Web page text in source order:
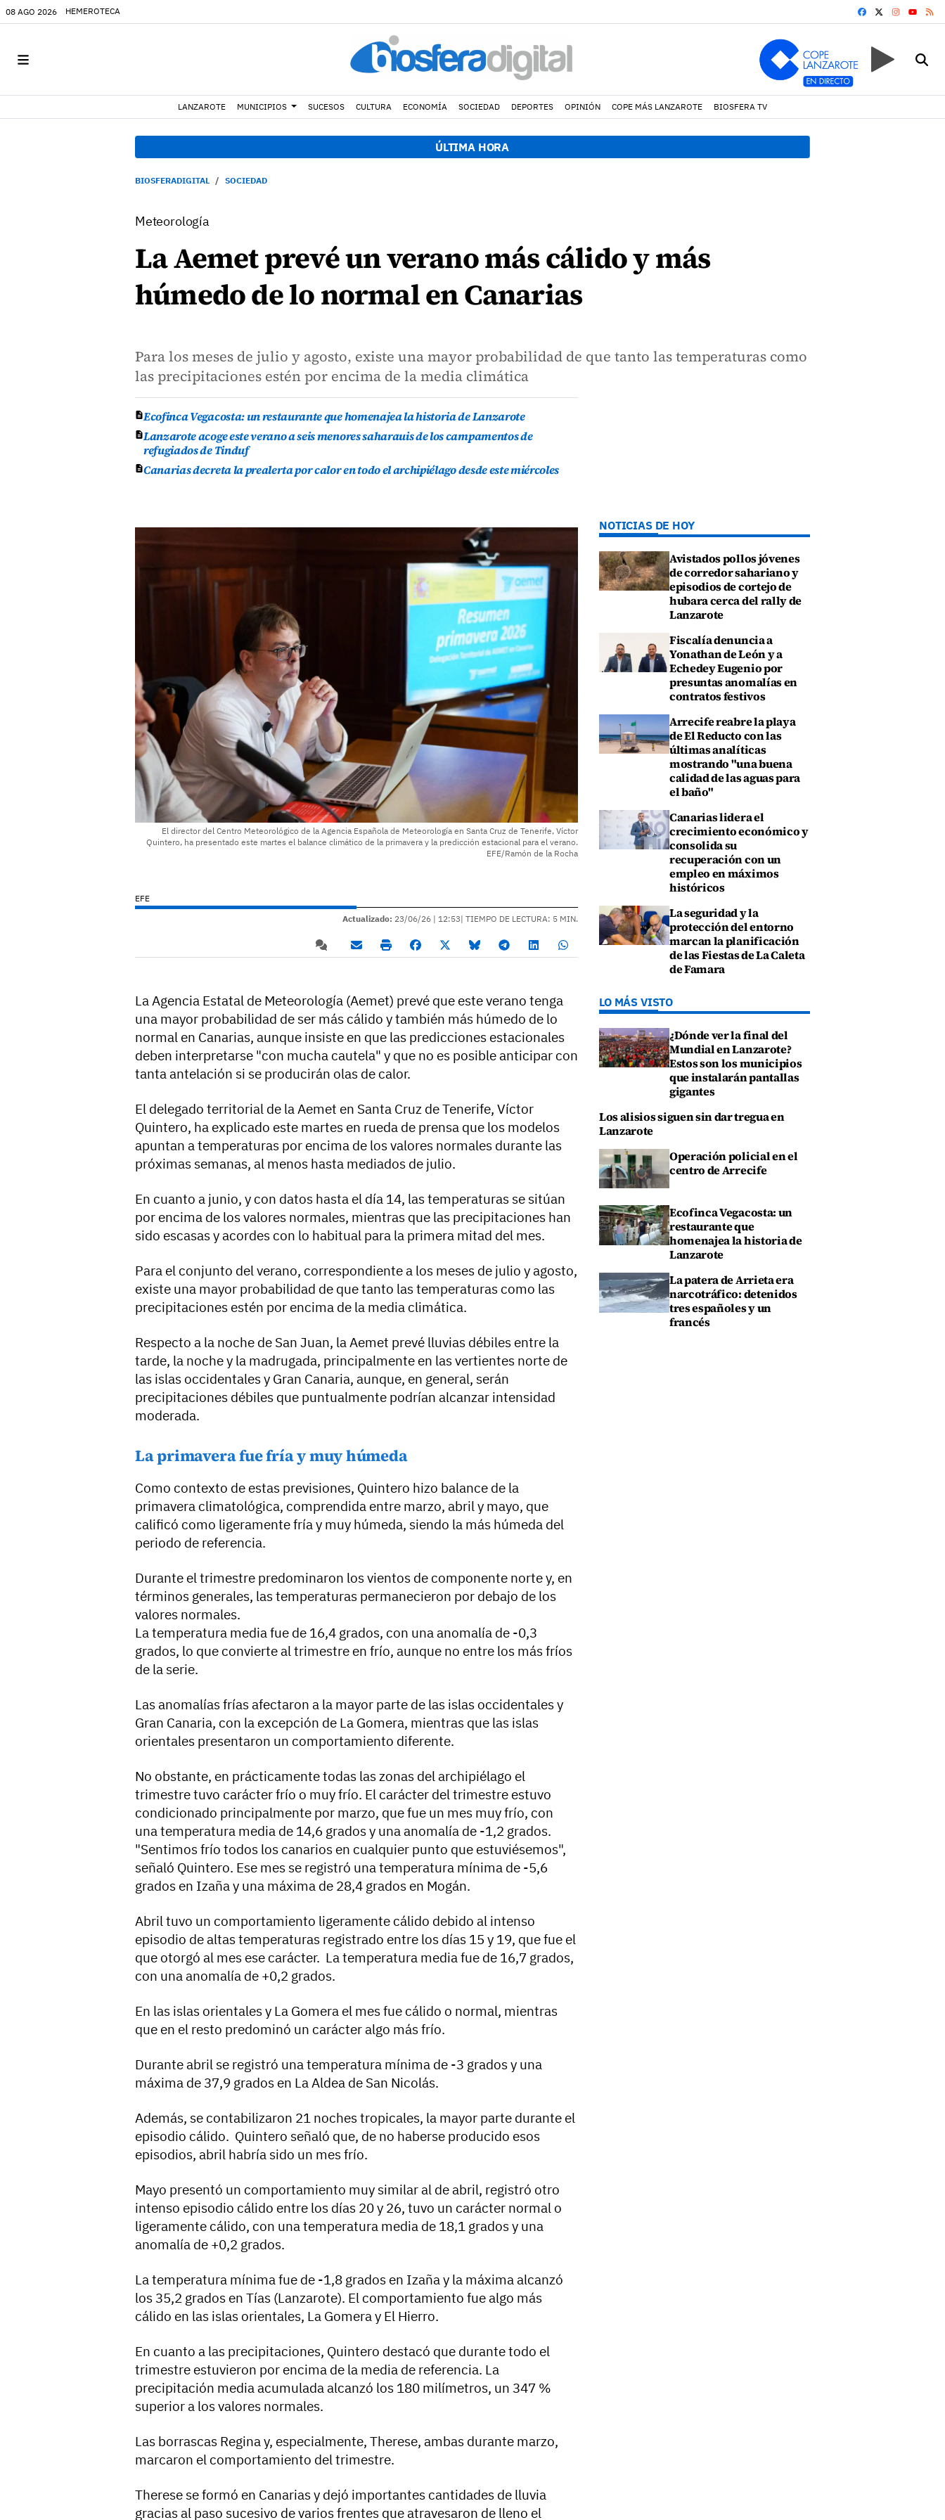
08 AGO 2026 HEMEROTECA FACEBOOK
YOUTUBE
LANZAROTE MUNICIPIOS SUCESOS CULTURA ECONOMÍA SOCIEDAD DEPORTES OPINIÓN COPE MÁS LANZAROTE BIOSFERA TV
ÚLTIMA HORA
BIOSFERADIGITAL SOCIEDAD
Meteorología
La Aemet prevé un verano más cálido y más
húmedo de lo normal en Canarias
Para los meses de julio y agosto, existe una mayor probabilidad de que tanto las temperaturas como
las precipitaciones estén por encima de la media climática
Ecofinca Vegacosta: un restaurante que homenajea la historia de Lanzarote
Lanzarote acoge este verano a seis menores saharauis de los campamentos de
refugiados de Tinduf
Canarias decreta la prealerta por calor en todo el archipiélago desde este miércoles
El director del Centro Meteorológico de la Agencia Española de Meteorología en Santa Cruz de Tenerife, Víctor
Quintero, ha presentado este martes el balance climático de la primavera y la predicción estacional para el verano.
EFE/Ramón de la Rocha
EFE
Actualizado: 23/06/26 | 12:53| TIEMPO DE LECTURA: 5 MIN.
La Agencia Estatal de Meteorología (Aemet) prevé que este verano tenga
una mayor probabilidad de ser más cálido y también más húmedo de lo
normal en Canarias, aunque insiste en que las predicciones estacionales
deben interpretarse "con mucha cautela" y que no es posible anticipar con
tanta antelación si se producirán olas de calor.
El delegado territorial de la Aemet en Santa Cruz de Tenerife, Víctor
Quintero, ha explicado este martes en rueda de prensa que los modelos
apuntan a temperaturas por encima de los valores normales durante las
próximas semanas, al menos hasta mediados de julio.
En cuanto a junio, y con datos hasta el día 14, las temperaturas se sitúan
por encima de los valores normales, mientras que las precipitaciones han
sido escasas y acordes con lo habitual para la primera mitad del mes.
Para el conjunto del verano, correspondiente a los meses de julio y agosto,
existe una mayor probabilidad de que tanto las temperaturas como las
precipitaciones estén por encima de la media climática.
Respecto a la noche de San Juan, la Aemet prevé lluvias débiles entre la
tarde, la noche y la madrugada, principalmente en las vertientes norte de
las islas occidentales y Gran Canaria, aunque, en general, serán
precipitaciones débiles que puntualmente podrían alcanzar intensidad
moderada.
La primavera fue fría y muy húmeda
Como contexto de estas previsiones, Quintero hizo balance de la
primavera climatológica, comprendida entre marzo, abril y mayo, que
calificó como ligeramente fría y muy húmeda, siendo la más húmeda del
periodo de referencia.
Durante el trimestre predominaron los vientos de componente norte y, en
términos generales, las temperaturas permanecieron por debajo de los
valores normales.
La temperatura media fue de 16,4 grados, con una anomalía de -0,3
grados, lo que convierte al trimestre en frío, aunque no entre los más fríos
de la serie.
Las anomalías frías afectaron a la mayor parte de las islas occidentales y
Gran Canaria, con la excepción de La Gomera, mientras que las islas
orientales presentaron un comportamiento diferente.
No obstante, en prácticamente todas las zonas del archipiélago el
trimestre tuvo carácter frío o muy frío. El carácter del trimestre estuvo
condicionado principalmente por marzo, que fue un mes muy frío, con
una temperatura media de 14,6 grados y una anomalía de -1,2 grados.
"Sentimos frío todos los canarios en cualquier punto que estuviésemos",
señaló Quintero. Ese mes se registró una temperatura mínima de -5,6
grados en Izaña y una máxima de 28,4 grados en Mogán.
Abril tuvo un comportamiento ligeramente cálido debido al intenso
episodio de altas temperaturas registrado entre los días 15 y 19, que fue el
que otorgó al mes ese carácter. La temperatura media fue de 16,7 grados,
con una anomalía de +0,2 grados.
En las islas orientales y La Gomera el mes fue cálido o normal, mientras
que en el resto predominó un carácter algo más frío.
Durante abril se registró una temperatura mínima de -3 grados y una
máxima de 37,9 grados en La Aldea de San Nicolás.
Además, se contabilizaron 21 noches tropicales, la mayor parte durante el
episodio cálido. Quintero señaló que, de no haberse producido esos
episodios, abril habría sido un mes frío.
Mayo presentó un comportamiento muy similar al de abril, registró otro
intenso episodio cálido entre los días 20 y 26, tuvo un carácter normal o
ligeramente cálido, con una temperatura media de 18,1 grados y una
anomalía de +0,2 grados.
La temperatura mínima fue de -1,8 grados en Izaña y la máxima alcanzó
los 35,2 grados en Tías (Lanzarote). El comportamiento fue algo más
cálido en las islas orientales, La Gomera y El Hierro.
En cuanto a las precipitaciones, Quintero destacó que durante todo el
trimestre estuvieron por encima de la media de referencia. La
precipitación media acumulada alcanzó los 180 milímetros, un 347 %
superior a los valores normales.
Las borrascas Regina y, especialmente, Therese, ambas durante marzo,
marcaron el comportamiento del trimestre.
Therese se formó en Canarias y dejó importantes cantidades de lluvia
gracias al paso sucesivo de varios frentes que atravesaron de lleno el
NOTICIAS DE HOY
Avistados pollos jóvenes
de corredor sahariano y
episodios de cortejo de
hubara cerca del rally de
Lanzarote
Fiscalía denuncia a
Yonathan de León y a
Echedey Eugenio por
presuntas anomalías en
contratos festivos
Arrecife reabre la playa
de El Reducto con las
últimas analíticas
mostrando "una buena
calidad de las aguas para
el baño"
Canarias lidera el
crecimiento económico y
consolida su
recuperación con un
empleo en máximos
históricos
La seguridad y la
protección del entorno
marcan la planificación
de las Fiestas de La Caleta
de Famara
LO MÁS VISTO
¿Dónde ver la final del
Mundial en Lanzarote?
Estos son los municipios
que instalarán pantallas
gigantes
Los alisios siguen sin dar tregua en
Lanzarote
Operación policial en el
centro de Arrecife
Ecofinca Vegacosta: un
restaurante que
homenajea la historia de
Lanzarote
La patera de Arrieta era
narcotráfico: detenidos
tres españoles y un
francés